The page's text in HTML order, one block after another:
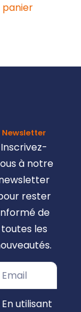
panier
Newsletter
Inscrivez-
à notre
rester
de
toutes les
En utilisant